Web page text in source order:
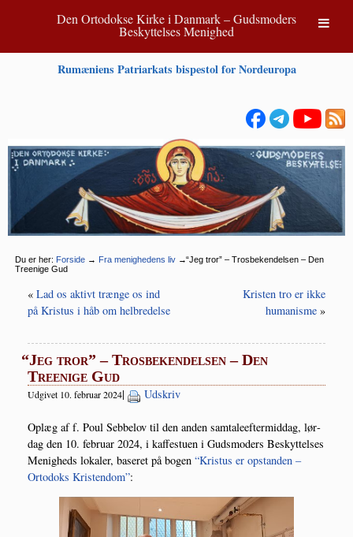
Den Ortodokse Kirke i Danmark – Gudsmoders
Beskyttelses Menighed
Rumæniens Patriarkats bispestol for Nordeuropa
Du er her: Forside → Fra menighedens liv →
“Jeg tror” – Trosbekendelsen – Den
Treenige Gud
« Lad os aktivt trænge os ind
på Kristus i håb om helbredelse
Kristen tro er ikke
humanisme »
“Jeg tror” – Trosbekendelsen – Den
Treenige Gud
Udgivet 10. februar 2024| Udskriv
Oplæg af f. Poul Seb­be­lov til den anden sam­ta­le­ef­ter­mid­dag, lør­
dag den 10. febru­ar 2024, i kaf­festu­en i Guds­mo­ders Beskyt­tel­ses
Menig­heds loka­ler, base­ret på bogen “Kristus er opstan­den –
Orto­doks Kris­ten­dom”: